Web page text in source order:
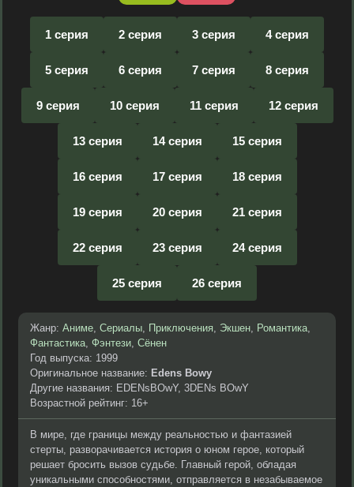
1 серия 2 серия 3 серия 4 серия
5 серия 6 серия 7 серия 8 серия
9 серия 10 серия 11 серия 12 серия
13 серия 14 серия 15 серия
16 серия 17 серия 18 серия
19 серия 20 серия 21 серия
22 серия 23 серия 24 серия
25 серия 26 серия
Жанр: Аниме, Сериалы, Приключения, Экшен, Романтика,
Фантастика, Фэнтези, Сёнен
Год выпуска: 1999
Оригинальное название: Edens Bowy
Другие названия: EDENsBOwY, 3DENs BOwY
Возрастной рейтинг: 16+
В мире, где границы между реальностью и фантазией
стерты, разворачивается история о юном герое, который
решает бросить вызов судьбе. Главный герой, обладая
уникальными способностями, отправляется в незабываемое